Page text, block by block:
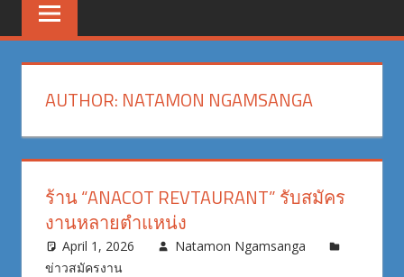
สนเทศ
แนะแนว
การ
ศึกษา
และ
อาชีพ
สนเทศ
และAUTHOR: NATAMON NGAMSANGA
ร้าน “ANACOT REVTAURANT” รับสมัคร
งานหลายตำแหน่ง
April 1, 2026
Natamon Ngamsanga
ข่าวสมัครงาน